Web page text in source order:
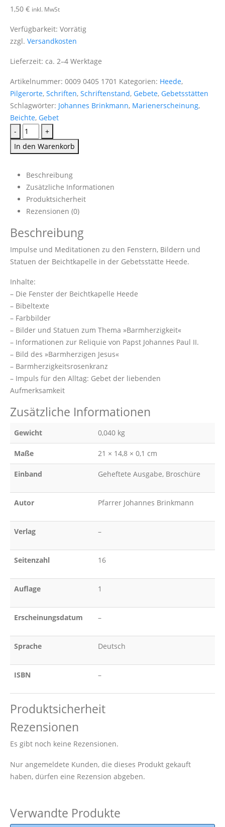
1,50 € inkl. MwSt
Verfügbarkeit: Vorrätig
zzgl. Versandkosten
Lieferzeit: ca. 2–4 Werktage
Artikelnummer: 0009 0405 1701 Kategorien: Heede,
Pilgerorte, Schriften, Schriftenstand, Gebete, Gebetsstätten
Schlagwörter: Johannes Brinkmann, Marienerscheinung,
Beichte, Gebet
-
+
In den Warenkorb
Beschreibung
Zusätzliche Informationen
Produktsicherheit
Rezensionen (0)
Beschreibung
Impulse und Meditationen zu den Fenstern, Bildern und
Statuen der Beichtkapelle in der Gebetsstätte Heede.
Inhalte:
– Die Fenster der Beichtkapelle Heede
– Bibeltexte
– Farbbilder
– Bilder und Statuen zum Thema »Barmherzigkeit«
– Informationen zur Reliquie von Papst Johannes Paul II.
– Bild des »Barmherzigen Jesus«
– Barmherzigkeitsrosenkranz
– Impuls für den Alltag: Gebet der liebenden
Aufmerksamkeit
Zusätzliche Informationen
Gewicht 0,040 kg
Maße 21 × 14,8 × 0,1 cm
Einband Geheftete Ausgabe, Broschüre
Autor Pfarrer Johannes Brinkmann
Verlag –
Seitenzahl 16
Auflage 1
Erscheinungsdatum –
Sprache Deutsch
ISBN –
Produktsicherheit
Rezensionen
Es gibt noch keine Rezensionen.
Nur angemeldete Kunden, die dieses Produkt gekauft
haben, dürfen eine Rezension abgeben.
Verwandte Produkte